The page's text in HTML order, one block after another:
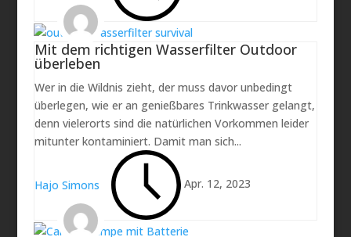
Mit dem richtigen Wasserfilter Outdoor
überleben
Wer in die Wildnis zieht, der muss davor unbedingt
überlegen, wie er an genießbares Trinkwasser gelangt,
denn vielerorts sind die natürlichen Vorkommen leider
mitunter kontaminiert. Damit man sich...
Hajo Simons Apr. 12, 2023